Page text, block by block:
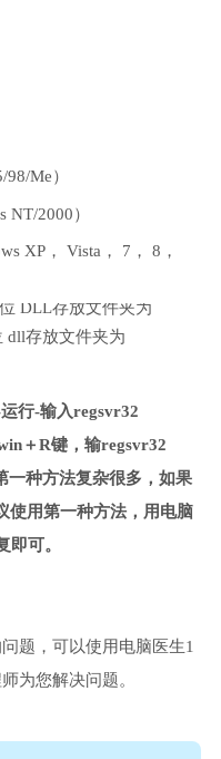
Me）
NT/2000）
XP， Vista， 7， 8，
DLL存放文件夹为
dll存放文件夹为
行-输入regsvr32
＋R键，输regsvr32
一种方法复杂很多，如果
使用第一种方法，用电脑
即可。
题，可以使用电脑医生1
为您解决问题。